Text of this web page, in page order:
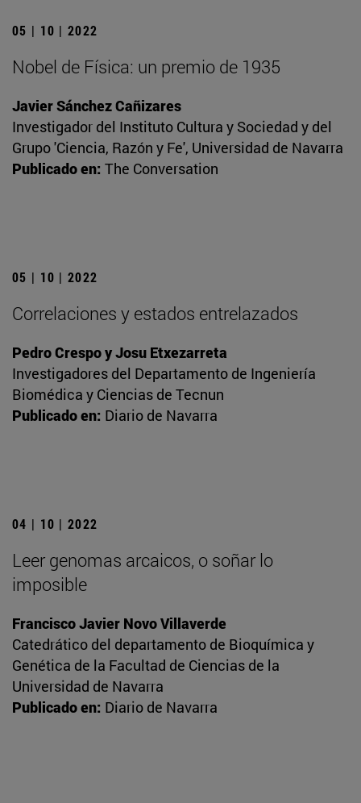
05 | 10 | 2022
Nobel de Física: un premio de 1935
Javier Sánchez Cañizares
Investigador del Instituto Cultura y Sociedad y del
Grupo 'Ciencia, Razón y Fe', Universidad de Navarra
Publicado en: The Conversation
05 | 10 | 2022
Correlaciones y estados entrelazados
Pedro Crespo y Josu Etxezarreta
Investigadores del Departamento de Ingeniería
Biomédica y Ciencias de Tecnun
Publicado en: Diario de Navarra
04 | 10 | 2022
Leer genomas arcaicos, o soñar lo
imposible
Francisco Javier Novo Villaverde
Catedrático del departamento de Bioquímica y
Genética de la Facultad de Ciencias de la
Universidad de Navarra
Publicado en: Diario de Navarra